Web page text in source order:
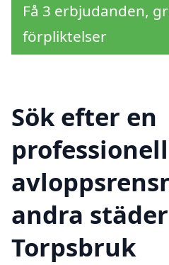
Få 3 erbjudanden,
förpliktelser
Sök efter en
andra
Torpsbruk